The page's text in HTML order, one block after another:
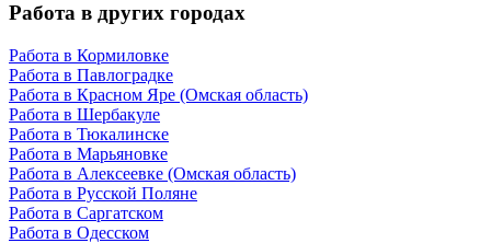
Работа в других городах
Работа в Кормиловке
Работа в Павлоградке
Работа в Красном Яре (Омская область)
Работа в Шербакуле
Работа в Тюкалинске
Работа в Марьяновке
Работа в Алексеевке (Омская область)
Работа в Русской Поляне
Работа в Саргатском
Работа в Одесском